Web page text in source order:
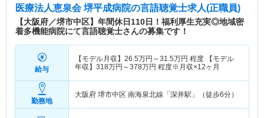
医療法人恵泉会 堺平成病院の言語聴覚士求人(正職員)
【大阪府／堺市中区】年間休日110日！福利厚生充実◎地域密
着多機能病院にて言語聴覚士さんの募集です！
給与
【モデル月収】 26.5万円～31.5万円 程度 【モデル
年収】 318万円～378万円 程度※月収×12ヶ月
勤務地
大阪府 堺市中区 南海泉北線「深井駅」（徒歩6分）